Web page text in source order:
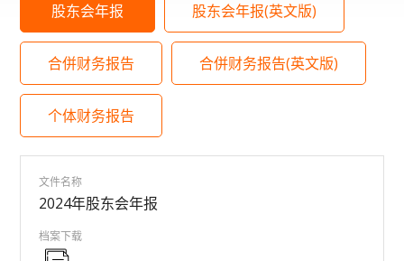
股东会年报 股东会年报(英文版)
合併财务报告 合併财务报告(英文版)
个体财务报告
文件名称
2024年股东会年报
档案下载